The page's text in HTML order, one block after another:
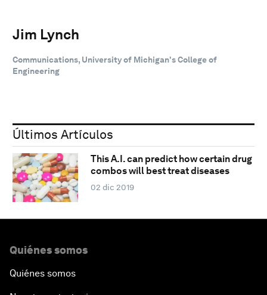
Jim Lynch
Communications, University of Michigan's College of
Engineering
Últimos Artículos
This A.I. can predict how certain drug
combos will best treat diseases
02 dic 2019
Quiénes somos
Quiénes somos